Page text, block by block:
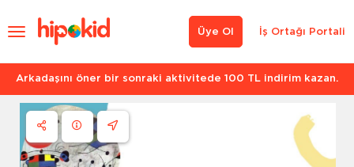
İş Ortağı Portali
Üye Ol
Arkadaşını öner bir sonraki aktivitede 100 TL indirim kazan.